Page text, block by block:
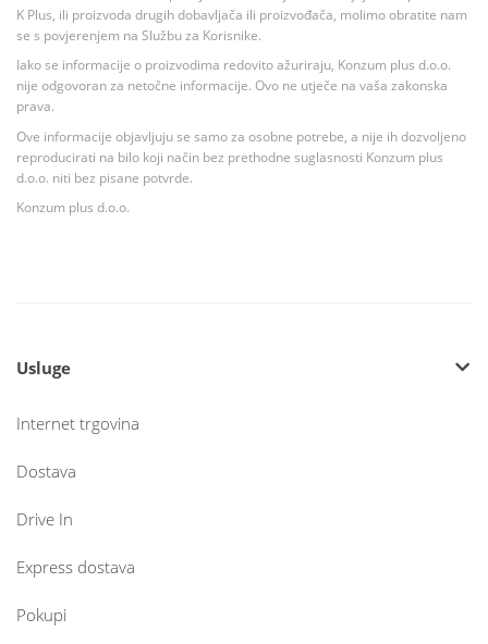
K Plus, ili proizvoda drugih dobavljača ili proizvođača, molimo obratite nam
se s povjerenjem na Službu za Korisnike.
Iako se informacije o proizvodima redovito ažuriraju, Konzum plus d.o.o.
nije odgovoran za netočne informacije. Ovo ne utječe na vaša zakonska
prava.
Ove informacije objavljuju se samo za osobne potrebe, a nije ih dozvoljeno
reproducirati na bilo koji način bez prethodne suglasnosti Konzum plus
d.o.o. niti bez pisane potvrde.
Konzum plus d.o.o.
Usluge
Internet trgovina
Dostava
Drive In
Express dostava
Pokupi